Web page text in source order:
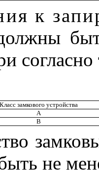
к
Класс замкового устройства
А
В
не